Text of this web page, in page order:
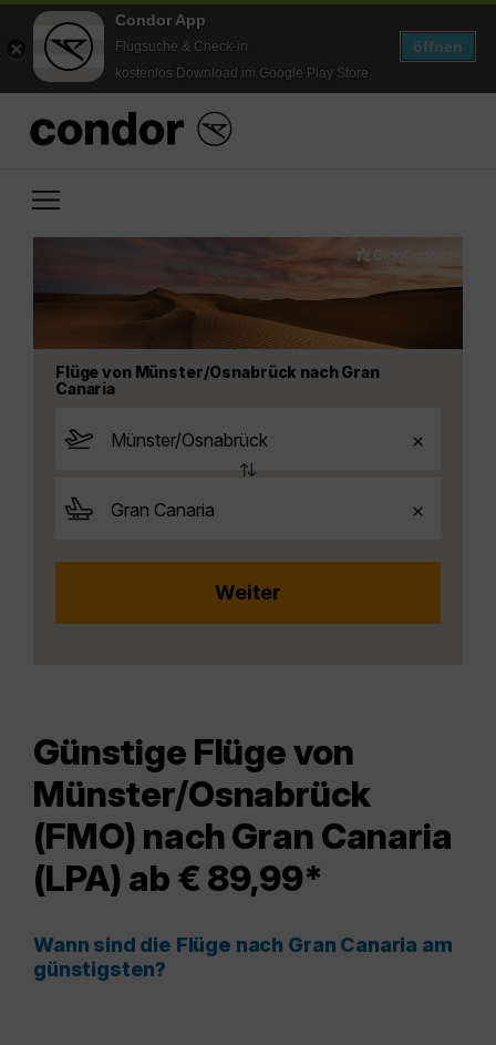
Condor App
Flugsuche & Check-in
kostenlos Download im Google Play Store
öffnen
Flüge von Münster/Osnabrück nach Gran
Canaria
Günstige Flüge von
Münster/Osnabrück
(FMO) nach Gran Canaria
(LPA) ab € 89,99*
Wann sind die Flüge nach Gran Canaria am
günstigsten?